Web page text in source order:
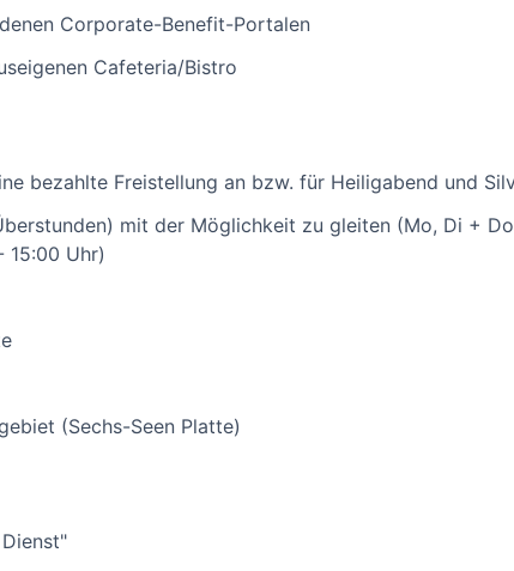
Corporate-Benefit-Portalen
Cafeteria/Bistro
bezahlte Freistellung an bzw. für Heiligabend und
mit der Möglichkeit zu gleiten (Mo, Di +
15:00 Uhr)
(Sechs-Seen Platte)